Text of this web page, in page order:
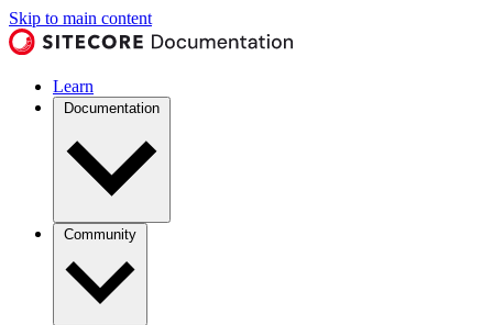
Skip to main content
Learn
Documentation
Community